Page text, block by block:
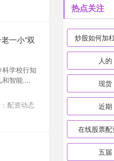
一小”双
学校行知
和智能....
配资动态
热点关注
炒股如何加
人的
现货
近期
在线股票配
五届